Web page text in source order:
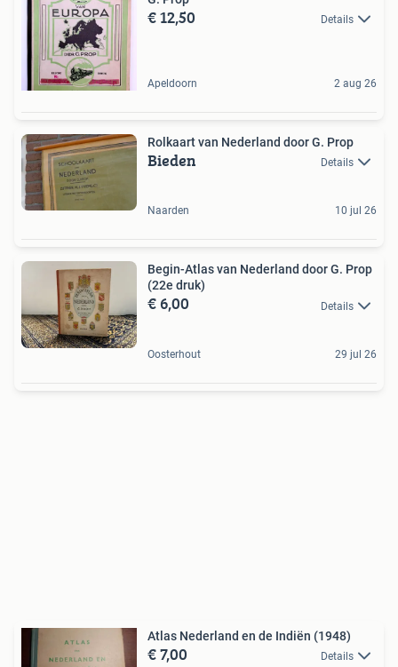
€ 12,50 Details
Apeldoorn 2 aug 26
Rolkaart van Nederland door G. Prop
Bieden Details
Naarden 10 jul 26
Begin-Atlas van Nederland door G. Prop
(22e druk)
€ 6,00 Details
Oosterhout 29 jul 26
Atlas Nederland en de Indiën (1948)
€ 7,00 Details